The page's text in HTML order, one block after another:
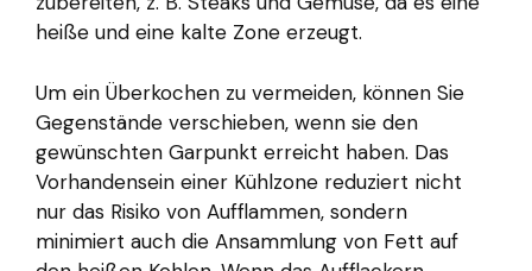
heiße und eine kalte Zone erzeugt.
Um ein Überkochen zu vermeiden, können Sie
Gegenstände verschieben, wenn sie den
gewünschten Garpunkt erreicht haben. Das
Vorhandensein einer Kühlzone reduziert nicht
nur das Risiko von Aufflammen, sondern
minimiert auch die Ansammlung von Fett auf